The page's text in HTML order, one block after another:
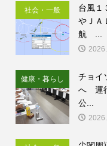
社会・一般
台風１
やＪＡ
航 ...
健康・暮らし
チョイ
へ 運
公...